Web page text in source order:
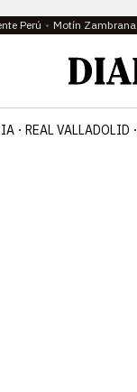
Perú Motín Zambrana
REAL VALLADOLID